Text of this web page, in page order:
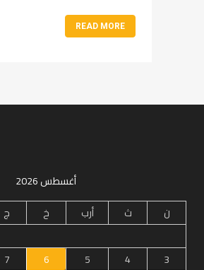
READ MORE
أغسطس 2026
ن
ث أرب خ ج
3
4
5
6
7